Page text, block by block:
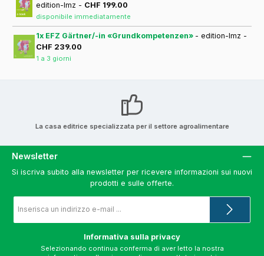
edition-lmz - CHF 199.00
disponibile immediatamente
1x EFZ Gärtner/-in «Grundkompetenzen» - edition-lmz -
CHF 239.00
1 a 3 giorni
La casa editrice specializzata per il settore agroalimentare
Newsletter
Si iscriva subito alla newsletter per ricevere informazioni sui nuovi
prodotti e sulle offerte.
e-
*
Informativa sulla privacy